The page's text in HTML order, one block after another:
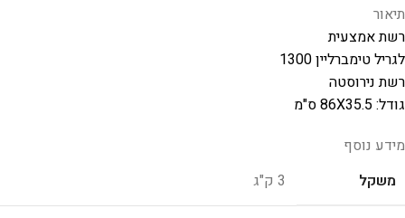
תיאור
רשת אמצעית
לגריל טימברליין 1300
רשת נירוסטה
גודל: 86X35.5 ס"מ
מידע נוסף
משקל
3 ק"ג